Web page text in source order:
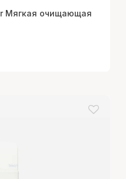
Мягкая очищающая